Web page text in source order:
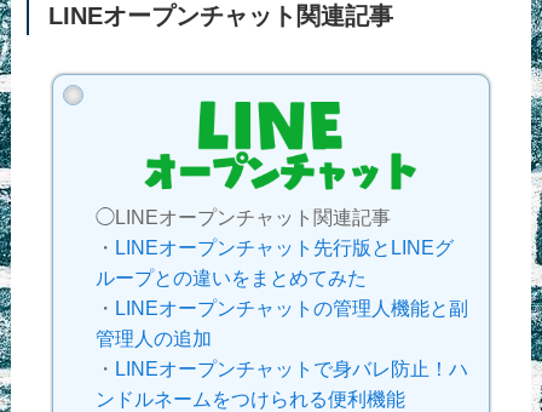
LINEオープンチャット関連記事
◯LINEオープンチャット関連記事
・ LINEオープンチャット先行版とLINEグ
ループとの違いをまとめてみた
・ LINEオープンチャットの管理人機能と副
管理人の追加
・ LINEオープンチャットで身バレ防止！ハ
ンドルネームをつけられる便利機能